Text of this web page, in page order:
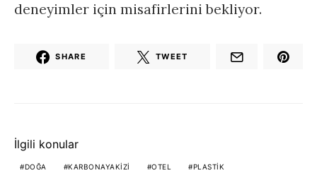
deneyimler için misafirlerini bekliyor.
SHARE TWEET
İlgili konular
DOĞA KARBONAYAKIZI OTEL PLASTIK